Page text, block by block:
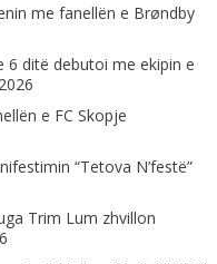
me fanellën e Brøndby
ditë debutoi me ekipin e
e FC Skopje
“Tetova N’festë”
Trim Lum zhvillon